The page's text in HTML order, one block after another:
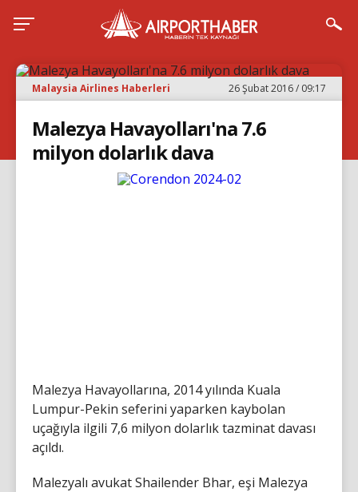
Malaysia Airlines Haberleri 26 Şubat 2016 / 09:17
Malezya Havayolları'na 7.6
milyon dolarlık dava
Malezya Havayollarına, 2014 yılında Kuala
Lumpur-Pekin seferini yaparken kaybolan
uçağıyla ilgili 7,6 milyon dolarlık tazminat davası
açıldı.
Malezyalı avukat Shailender Bhar, eşi Malezya